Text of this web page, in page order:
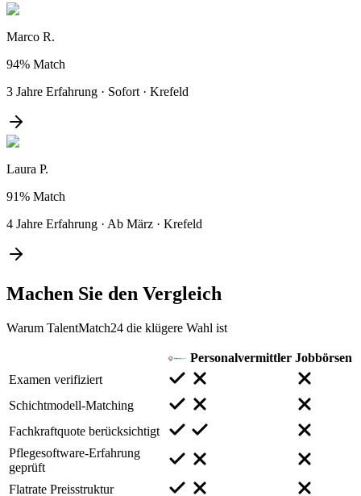
Marco R.
94% Match
3 Jahre Erfahrung · Sofort · Krefeld
Laura P.
91% Match
4 Jahre Erfahrung · Ab März · Krefeld
Machen Sie den Vergleich
Warum TalentMatch24 die klügere Wahl ist
Personalvermittler Jobbörsen
Examen verifiziert
Schichtmodell-Matching
Fachkraftquote berücksichtigt
Pflegesoftware-Erfahrung
geprüft
Flatrate Preisstruktur